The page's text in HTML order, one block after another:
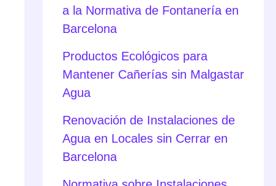
a la Normativa de Fontanería en
Barcelona
Productos Ecológicos para
Mantener Cañerías sin Malgastar
Agua
Renovación de Instalaciones de
Agua en Locales sin Cerrar en
Barcelona